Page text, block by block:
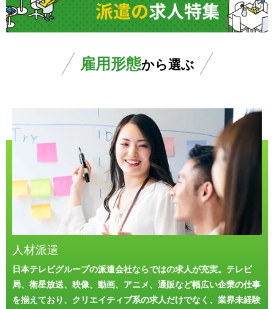
雇用形態から選ぶ
人材派遣
日本テレビグループの派遣会社ならではの求人が充実。テレビ
局、衛星放送、映像、動画、アニメ、通販など幅広い企業の仕事
を揃えており、クリエイティブ系の求人だけでなく、業界未経験